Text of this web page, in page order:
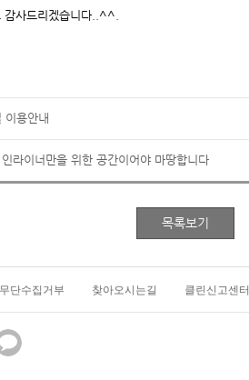
감사드리겠습니다..^^.
이용안내
라이너만을 위한 공간이어야 마땅합니다
단수집거부 찾아오시는길 클린신고센터